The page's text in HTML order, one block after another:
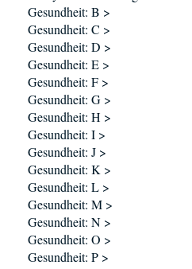
Gesundheit: B >
Gesundheit: C >
Gesundheit: D >
Gesundheit: E >
Gesundheit: F >
Gesundheit: G >
Gesundheit: H >
Gesundheit: I >
Gesundheit: J >
Gesundheit: K >
Gesundheit: L >
Gesundheit: M >
Gesundheit: N >
Gesundheit: O >
Gesundheit: P >